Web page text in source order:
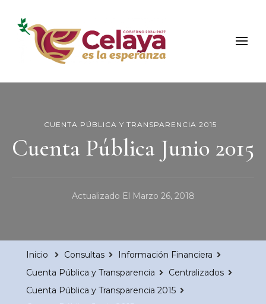
Municipio de Celaya
Portal Oficial del Municipio de Celaya
CUENTA PÚBLICA Y TRANSPARENCIA 2015
Cuenta Pública Junio 2015
Actualizado El Marzo 26, 2018
Inicio Consultas
Información Financiera
Cuenta Pública y Transparencia
Centralizados
Cuenta Pública y Transparencia 2015